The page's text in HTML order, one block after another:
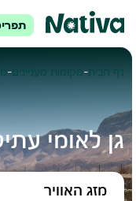
דף הבית-מקומות מעניינים-
גן לאומי
מזג האוויר